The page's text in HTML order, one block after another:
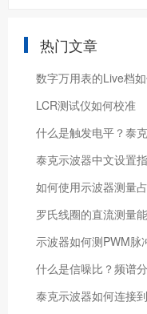
热门文章
数字万用表的Live档
LCR测试仪如何校准
什么是触发电平？泰
泰克示波器中文设置
如何使用示波器测量
罗氏线圈的直流测量
示波器如何测PWM脉
什么是信噪比？频谱
泰克示波器如何连接